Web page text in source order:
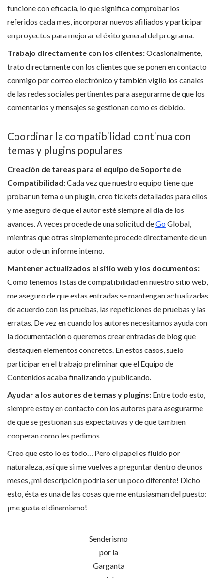
funcione con eficacia, lo que significa comprobar los
referidos cada mes, incorporar nuevos afiliados y participar
en proyectos para mejorar el éxito general del programa.
Trabajo directamente con los clientes:Ocasionalmente,
trato directamente con los clientes que se ponen en contacto
conmigo por correo electrónico y también vigilo los canales
de las redes sociales pertinentes para asegurarme de que los
comentarios y mensajes se gestionan como es debido.
Coordinar la compatibilidad continua con
temas y plugins populares
Creación de tareas para el equipo de Soporte de
Compatibilidad:Cada vez que nuestro equipo tiene que
probar un tema o un plugin, creo tickets detallados para ellos
y me aseguro de que el autor esté siempre al día de los
avances. A veces procede de una solicitud deGo Global,
mientras que otras simplemente procede directamente de un
autor o de un informe interno.
Mantener actualizados el sitio web y los documentos:
Como tenemos listas de compatibilidad en nuestro sitio web,
me aseguro de que estas entradas se mantengan actualizadas
de acuerdo con las pruebas, las repeticiones de pruebas y las
erratas. De vez en cuando los autores necesitamos ayuda con
la documentación o queremos crear entradas de blog que
destaquen elementos concretos. En estos casos, suelo
participar en el trabajo preliminar que el Equipo de
Contenidos acaba finalizando y publicando.
Ayudar a los autores de temas y plugins: Entre todo esto,
siempre estoy en contacto con los autores para asegurarme
de que se gestionan sus expectativas y de que también
cooperan como les pedimos.
Creo que esto lo es todo… Pero el papel es fluido por
naturaleza, así que si me vuelves a preguntar dentro de unos
meses, ¡mi descripción podría ser un poco diferente! Dicho
esto, ésta es una de las cosas que me entusiasman del puesto:
¡me gusta el dinamismo!
Senderismo
por la
Garganta